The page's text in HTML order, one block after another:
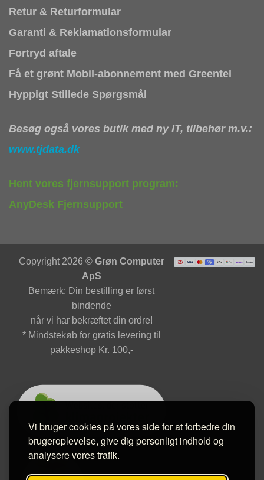
Vi bruger cookies på vores side for at forbedre din
brugeroplevelse, give dig personligt indhold og
analysere vores trafik.
Retur & Returformular
Garanti & Reklamationsformular
Fortryd aftale
Få et grønt Mobil-abonnement med Greentel
Hyppigt Stillede Spørgsmål
Besøg også vores butik med ny IT, tilbehør m.v.:
www.tjdata.dk
Hent vores fjernsupport program:
AnyDesk Fjernsupport
Copyright 2026 © Grøn Computer
ApS
Bemærk: Din bestilling er først
bindende
når vi har bekræftet din ordre!
* Mindstekøb for gratis levering til
pakkeshop Kr. 100,-